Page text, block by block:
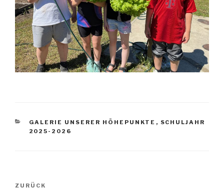
KATEGORIEN
GALERIE UNSERER HÖHEPUNKTE , SCHULJAHR
2025-2026
Beitrags-
Vorheriger
ZURÜCK